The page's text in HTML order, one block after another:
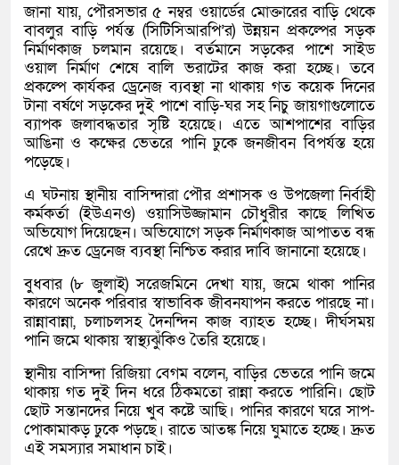
জানা যায়, পৌরসভার ৫ নম্বর ওয়ার্ডের মোক্তারের বাড়ি থেকে
বাবলুর বাড়ি পর্যন্ত (সিটিসিআরপি’র) উন্নয়ন প্রকল্পের সড়ক
নির্মাণকাজ চলমান রয়েছে। বর্তমানে সড়কের পাশে সাইড
ওয়াল নির্মাণ শেষে বালি ভরাটের কাজ করা হচ্ছে। তবে
প্রকল্পে কার্যকর ড্রেনেজ ব্যবস্থা না থাকায় গত কয়েক দিনের
টানা বর্ষণে সড়কের দুই পাশে বাড়ি-ঘর সহ নিচু জায়গাগুলোতে
ব্যাপক জলাবদ্ধতার সৃষ্টি হয়েছে। এতে আশপাশের বাড়ির
আঙিনা ও কক্ষের ভেতরে পানি ঢুকে জনজীবন বিপর্যস্ত হয়ে
পড়েছে।
এ ঘটনায় স্থানীয় বাসিন্দারা পৌর প্রশাসক ও উপজেলা নির্বাহী
কর্মকর্তা (ইউএনও) ওয়াসিউজ্জামান চৌধুরীর কাছে লিখিত
অভিযোগ দিয়েছেন। অভিযোগে সড়ক নির্মাণকাজ আপাতত বন্ধ
রেখে দ্রুত ড্রেনেজ ব্যবস্থা নিশ্চিত করার দাবি জানানো হয়েছে।
বুধবার (৮ জুলাই) সরেজমিনে দেখা যায়, জমে থাকা পানির
কারণে অনেক পরিবার স্বাভাবিক জীবনযাপন করতে পারছে না।
রান্নাবান্না, চলাচলসহ দৈনন্দিন কাজ ব্যাহত হচ্ছে। দীর্ঘসময়
পানি জমে থাকায় স্বাস্থ্যঝুঁকিও তৈরি হয়েছে।
স্থানীয় বাসিন্দা রিজিয়া বেগম বলেন, বাড়ির ভেতরে পানি জমে
থাকায় গত দুই দিন ধরে ঠিকমতো রান্না করতে পারিনি। ছোট
ছোট সন্তানদের নিয়ে খুব কষ্টে আছি। পানির কারণে ঘরে সাপ-
পোকামাকড় ঢুকে পড়ছে। রাতে আতঙ্ক নিয়ে ঘুমাতে হচ্ছে। দ্রুত
এই সমস্যার সমাধান চাই।